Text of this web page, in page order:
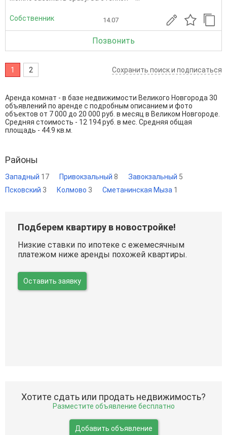
Собственник 14.07
Позвонить
1 2 Сохранить поиск и подписаться
Аренда комнат - в базе недвижимости Великого Новгорода 30
объявлений по аренде с подробным описанием и фото
объектов от 7 000 до 20 000 руб. в месяц в Великом Новгороде.
Средняя стоимость - 12 194 руб. в мес. Средняя общая
площадь - 44.9 кв.м.
Районы
Западный 17 Привокзальный 8 Завокзальный 5
Псковский 3 Колмово 3 Сметанинская Мыза 1
Подберем квартиру в новостройке!
Низкие ставки по ипотеке с ежемесячным
платежом ниже аренды похожей квартиры.
Оставить заявку
Хотите сдать или продать недвижимость?
Разместите объявление бесплатно
Добавить объявление